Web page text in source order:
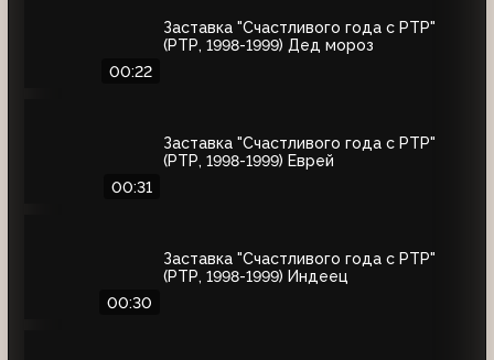
00:22
Заставка "Счастливого года с РТР"
(РТР, 1998-1999) Дед мороз
00:31
Заставка "Счастливого года с РТР"
(РТР, 1998-1999) Еврей
00:30
Заставка "Счастливого года с РТР"
(РТР, 1998-1999) Индеец